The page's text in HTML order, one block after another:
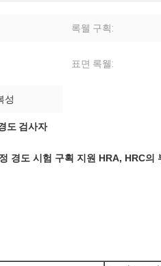
록웰 구획:
표면 록웰:
성
도 검사자